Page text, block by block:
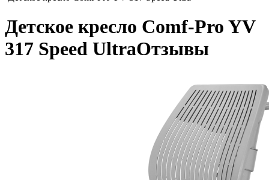
Детское кресло Comf-Pro YV
317 Speed UltraОтзывы